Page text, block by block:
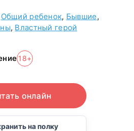
Общий ребенок, Бывшие,
, Властный герой
18+
онлайн
на полку